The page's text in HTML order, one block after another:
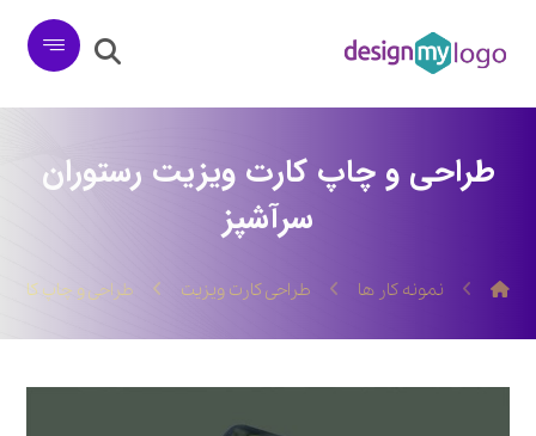
طراحی و چاپ کارت ویزیت رستوران
سرآشپز
نمونه کار ها طراحی کارت ویزیت طراحی و چاپ